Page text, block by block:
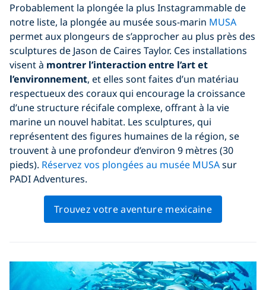
Probablement la plongée la plus Instagrammable de
notre liste, la plongée au musée sous-marin MUSA
permet aux plongeurs de s’approcher au plus près des
sculptures de Jason de Caires Taylor. Ces installations
visent à montrer l’interaction entre l’art et
l’environnement, et elles sont faites d’un matériau
respectueux des coraux qui encourage la croissance
d’une structure récifale complexe, offrant à la vie
marine un nouvel habitat. Les sculptures, qui
représentent des figures humaines de la région, se
trouvent à une profondeur d’environ 9 mètres (30
pieds). Réservez vos plongées au musée MUSAsur
PADI Adventures.
Trouvez votre aventure mexicaine